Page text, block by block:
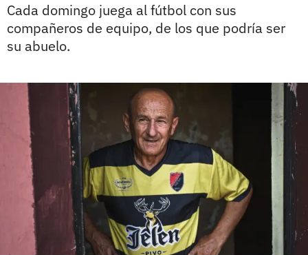
Cada domingo juega al fútbol con sus
compañeros de equipo, de los que podría ser
su abuelo.